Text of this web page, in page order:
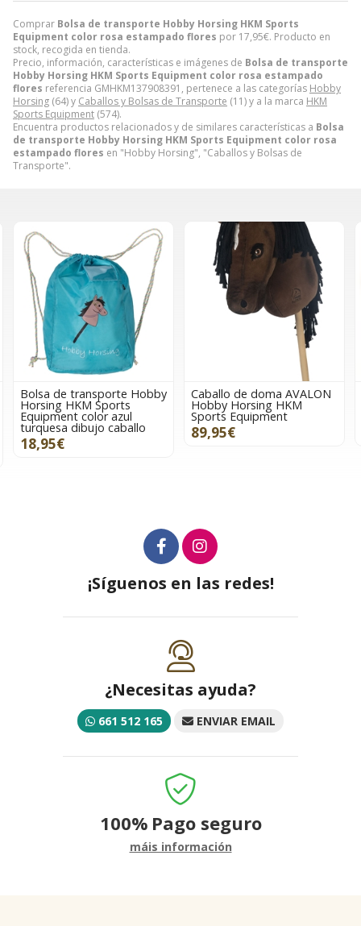
Comprar Bolsa de transporte Hobby Horsing HKM Sports
Equipment color rosa estampado flores por 17,95€. Producto en
stock, recogida en tienda.
Precio, información, características e imágenes de Bolsa de transporte
Hobby Horsing HKM Sports Equipment color rosa estampado
flores referencia GMHKM137908391, pertenece a las categorías Hobby
Horsing (64) y Caballos y Bolsas de Transporte (11) y a la marca HKM
Sports Equipment (574).
Encuentra productos relacionados y de similares características a Bolsa
de transporte Hobby Horsing HKM Sports Equipment color rosa
estampado flores en "Hobby Horsing", "Caballos y Bolsas de
Transporte".
transporte Hobby
HKM Sports
color azul
dibujo caballo
Caballo de doma AVALON
Hobby Horsing HKM
Sports Equipment
89,95€
Caballo
¡Síguenos en las redes!
¿Necesitas ayuda?
661 512 165 ENVIAR EMAIL
100% Pago seguro
máis información